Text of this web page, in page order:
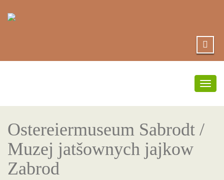
Ostereiermuseum Sabrodt /
Muzej jatšownych jajkow
Zabrod